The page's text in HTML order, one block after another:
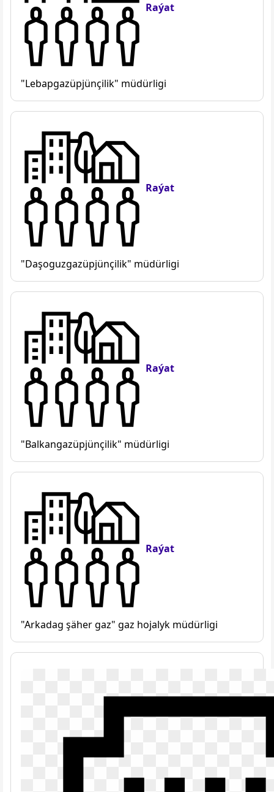
Raýat
"Lebapgazüpjünçilik" müdürligi
Raýat
"Daşoguzgazüpjünçilik" müdürligi
Raýat
"Balkangazüpjünçilik" müdürligi
Raýat
"Arkadag şäher gaz" gaz hojalyk müdürligi